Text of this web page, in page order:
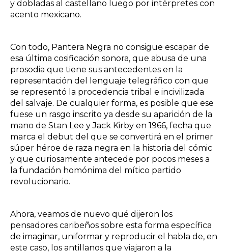
y dobladas al castellano luego por intérpretes con
acento mexicano.
Con todo, Pantera Negra no consigue escapar de
esa última cosificación sonora, que abusa de una
prosodia que tiene sus antecedentes en la
representación del lenguaje telegráfico con que
se representó la procedencia tribal e incivilizada
del salvaje. De cualquier forma, es posible que ese
fuese un rasgo inscrito ya desde su aparición de la
mano de Stan Lee y Jack Kirby en 1966, fecha que
marca el debut del que se convertirá en el primer
súper héroe de raza negra en la historia del cómic
y que curiosamente antecede por pocos meses a
la fundación homónima del mítico partido
revolucionario.
Ahora, veamos de nuevo qué dijeron los
pensadores caribeños sobre esta forma específica
de imaginar, uniformar y reproducir el habla de, en
este caso, los antillanos que viajaron a la